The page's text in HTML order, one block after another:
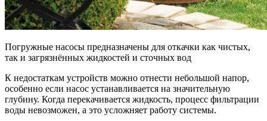
Погружные насосы предназначены для откачки как чистых,
так и загрязнённых жидкостей и сточных вод
К недостаткам устройств можно отнести небольшой напор,
особенно если насос устанавливается на значительную
глубину. Когда перекачивается жидкость, процесс фильтрации
воды невозможен, а это усложняет работу системы.